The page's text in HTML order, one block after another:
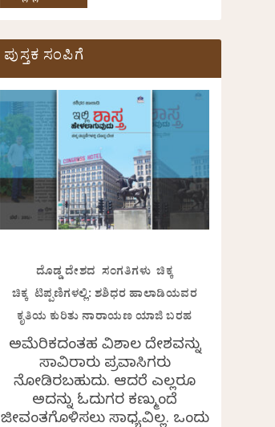
ಪುಸ್ತಕ ಸಂಪಿಗೆ
ದೊಡ್ಡ ದೇಶದ ಸಂಗತಿಗಳು ಚಿಕ್ಕ
ಚಿಕ್ಕ ಟಿಪ್ಪಣಿಗಳಲ್ಲಿ: ಶಶಿಧರ ಹಾಲಾಡಿಯವರ
ಕೃತಿಯ ಕುರಿತು ನಾರಾಯಣ ಯಾಜಿ ಬರಹ
ಅಮೆರಿಕದಂತಹ ವಿಶಾಲ ದೇಶವನ್ನು
ಸಾವಿರಾರು ಪ್ರವಾಸಿಗರು
ನೋಡಿರಬಹುದು. ಆದರೆ ಎಲ್ಲರೂ
ಅದನ್ನು ಓದುಗರ ಕಣ್ಮುಂದೆ
ಜೀವಂತಗೊಳಿಸಲು ಸಾಧ್ಯವಿಲ್ಲ. ಒಂದು